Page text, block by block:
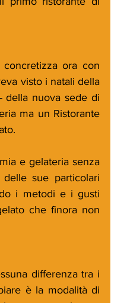
ora con
visto i natali della
della nuova sede di
ma un Ristorante
e gelateria senza
sue particolari
i metodi e i gusti
che finora non
differenza tra i
è la modalità di